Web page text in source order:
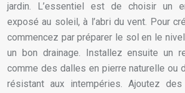
jardin. L’essentiel est de choisir un
exposé au soleil, à l’abri du vent. Pour
commencez par préparer le sol en le
un bon drainage. Installez ensuite un
comme des dalles en pierre naturelle ou
résistant aux intempéries. Ajoutez